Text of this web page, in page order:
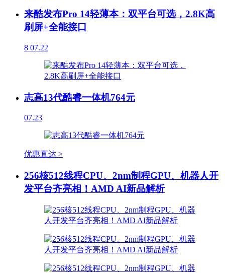
来酷发布Pro 14轻薄本：双平台可选，2.8K高
刷屏+全能接口
8 07.22
志高13代酷睿一体机764元
07.23
优惠直达 >
256核512线程CPU、2nm制程GPU、机器人开
发平台齐亮相！AMD AI新品解析